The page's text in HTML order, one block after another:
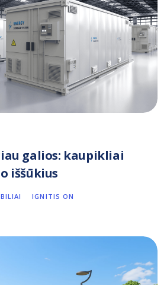
galios: kaupikliai
iššūkius
IGNITIS ON